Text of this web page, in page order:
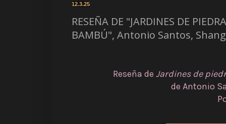
12.3.25
RESEÑA DE "JARDINES DE
BAMBÚ", Antonio Santos,
Reseña de Jardines de
de Antonio